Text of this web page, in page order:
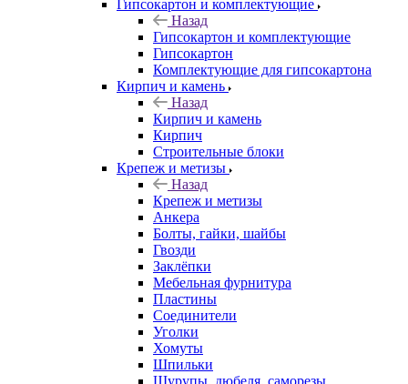
Гипсокартон и комплектующие
Назад
Гипсокартон и комплектующие
Гипсокартон
Комплектующие для гипсокартона
Кирпич и камень
Назад
Кирпич и камень
Кирпич
Строительные блоки
Крепеж и метизы
Назад
Крепеж и метизы
Анкера
Болты, гайки, шайбы
Гвозди
Заклёпки
Мебельная фурнитура
Пластины
Соединители
Уголки
Хомуты
Шпильки
Шурупы, дюбеля, саморезы